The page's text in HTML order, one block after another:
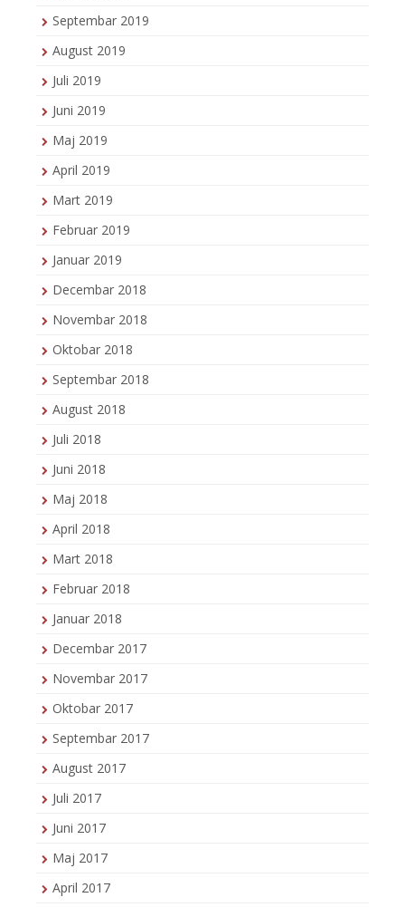
Septembar 2019
August 2019
Juli 2019
Juni 2019
Maj 2019
April 2019
Mart 2019
Februar 2019
Januar 2019
Decembar 2018
Novembar 2018
Oktobar 2018
Septembar 2018
August 2018
Juli 2018
Juni 2018
Maj 2018
April 2018
Mart 2018
Februar 2018
Januar 2018
Decembar 2017
Novembar 2017
Oktobar 2017
Septembar 2017
August 2017
Juli 2017
Juni 2017
Maj 2017
April 2017